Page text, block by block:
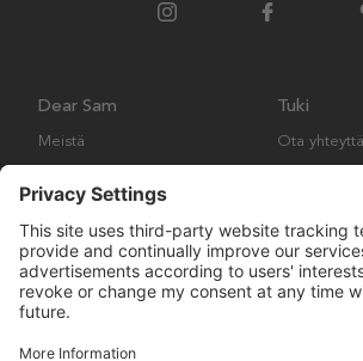
Dear Sam
Meistä
Tuki
Ota yhteyttä
Palautukset